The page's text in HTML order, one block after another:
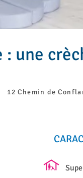
: une
12 Chemin de